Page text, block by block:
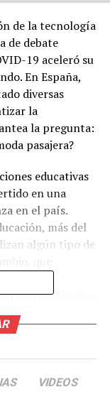
de la tecnología
de debate
19 aceleró su
En España,
diversas
la
la pregunta:
pasajera?
educativas
en una
en el país.
más del
algún tipo de
consolidándose
educativo.
VIDEOS